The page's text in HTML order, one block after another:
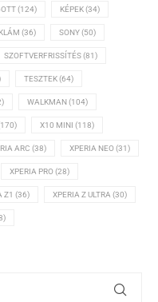
(124) KÉPEK(34)
(36) SONY(50)
SZOFTVERFRISSÍTÉS(81)
TESZTEK(64)
WALKMAN(104)
X10 MINI (118)
ARC (38) XPERIA NEO(31)
XPERIA PRO(28)
Z1 (36) XPERIA Z ULTRA (30)